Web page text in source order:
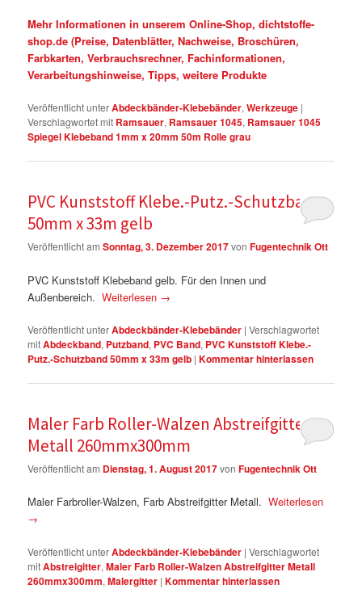
Mehr Informationen in unserem Online-Shop, dichtstoffe-
shop.de (Preise, Datenblätter, Nachweise, Broschüren,
Farbkarten, Verbrauchsrechner, Fachinformationen,
Verarbeitungshinweise, Tipps, weitere Produkte
Veröffentlicht unterAbdeckbänder-Klebebänder,Werkzeuge |
Verschlagwortet mit Ramsauer, Ramsauer 1045, Ramsauer 1045
Spiegel Klebeband 1mm x 20mm 50m Rolle grau
PVC Kunststoff Klebe.-Putz.-Schutzband
50mm x 33m gelb
Veröffentlicht amSonntag, 3. Dezember 2017vonFugentechnik Ott
PVC Kunststoff Klebeband gelb. Für den Innen und
Außenbereich.Weiterlesen →
Veröffentlicht unterAbdeckbänder-Klebebänder |Verschlagwortet
mitAbdeckband, Putzband, PVC Band, PVC Kunststoff Klebe.-
Putz.-Schutzband 50mm x 33m gelb |Kommentar hinterlassen
Maler Farb Roller-Walzen Abstreifgitter
Metall 260mmx300mm
Veröffentlicht am Dienstag, 1. August 2017vonFugentechnik Ott
Maler Farbroller-Walzen, Farb Abstreifgitter Metall.Weiterlesen
→
Veröffentlicht unterAbdeckbänder-Klebebänder |Verschlagwortet
mitAbstreigitter,Maler Farb Roller-Walzen Abstreifgitter Metall
260mmx300mm,Malergitter |Kommentar hinterlassen